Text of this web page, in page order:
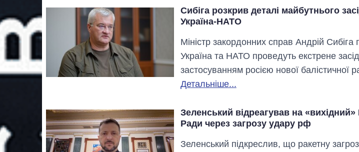
Сибіга розкрив деталі майбутнього
Україна-НАТО
Міністр закордонних справ Андрій
Україна та НАТО проведуть екстрене
застосуванням росією нової балістичної
Детальніше...
Зеленський відреагував на «вихідний»
Ради через загрозу удару рф
Зеленський підкреслив, що ракетну